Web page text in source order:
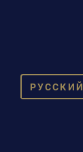
PУССКИЙ